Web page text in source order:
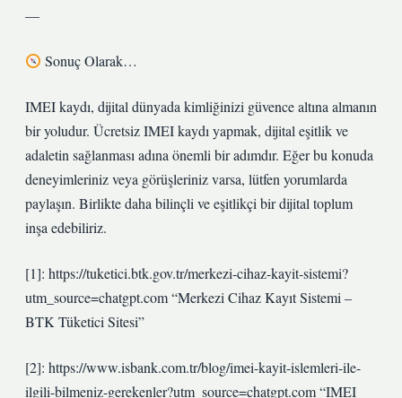
—
Sonuç Olarak…
IMEI kaydı, dijital dünyada kimliğinizi güvence altına almanın
bir yoludur. Ücretsiz IMEI kaydı yapmak, dijital eşitlik ve
adaletin sağlanması adına önemli bir adımdır. Eğer bu konuda
deneyimleriniz veya görüşleriniz varsa, lütfen yorumlarda
paylaşın. Birlikte daha bilinçli ve eşitlikçi bir dijital toplum
inşa edebiliriz.
[1]: https://tuketici.btk.gov.tr/merkezi-cihaz-kayit-sistemi?
utm_source=chatgpt.com “Merkezi Cihaz Kayıt Sistemi –
BTK Tüketici Sitesi”
[2]: https://www.isbank.com.tr/blog/imei-kayit-islemleri-ile-
ilgili-bilmeniz-gerekenler?utm_source=chatgpt.com “IMEI